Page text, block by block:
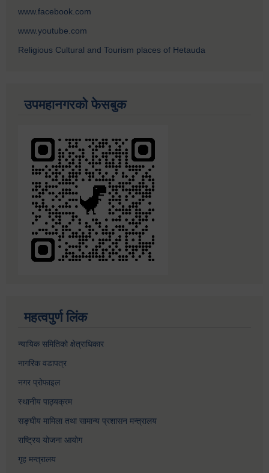
www.facebook.com
www.youtube.com
Religious Cultural and Tourism places of Hetauda
उपमहानगरको फेसबुक
महत्वपुर्ण लिंक
न्यायिक समितिको क्षेत्राधिकार
नागरिक वडापत्र
नगर प्रोफाइल
स्थानीय पाठ्यक्रम
सङ्घीय मामिला तथा सामान्य प्रशासन मन्त्रालय
राष्ट्रिय योजना आयोग
गृह मन्त्रालय